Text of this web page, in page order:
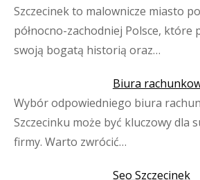
Szczecinek to malownicze miasto
północno-zachodniej Polsce, które
swoją bogatą historią oraz…
Biura
Wybór odpowiedniego biura
Szczecinku może być kluczowy dla
firmy. Warto zwrócić…
Seo Szczecinek